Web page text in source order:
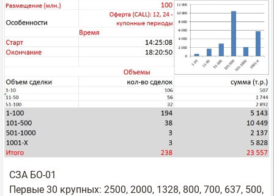
СЗА БО-01
Первые 30 крупных: 2500, 2000, 1328, 800, 700, 637, 500,